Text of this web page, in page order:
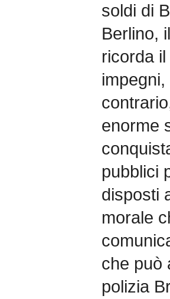
soldi di
Berlino,
ricorda
impegni,
enorme
pubblici
disposti
morale
che può
polizia